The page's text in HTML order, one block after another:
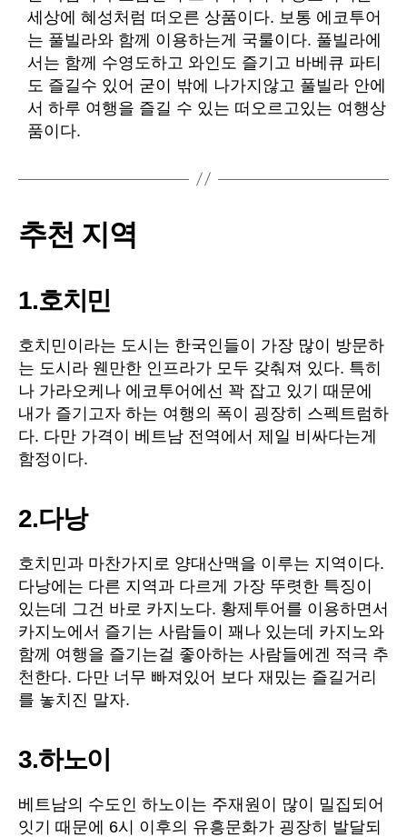
세상에 혜성처럼 떠오른 상품이다. 보통 에코투어
는 풀빌라와 함께 이용하는게 국룰이다. 풀빌라에
서는 함께 수영도하고 와인도 즐기고 바베큐 파티
도 즐길수 있어 굳이 밖에 나가지않고 풀빌라 안에
서 하루 여행을 즐길 수 있는 떠오르고있는 여행상
품이다.
추천 지역
1.호치민
호치민이라는 도시는 한국인들이 가장 많이 방문하
는 도시라 웬만한 인프라가 모두 갖춰져 있다. 특히
나 가라오케나 에코투어에선 꽉 잡고 있기 때문에
내가 즐기고자 하는 여행의 폭이 굉장히 스펙트럼하
다. 다만 가격이 베트남 전역에서 제일 비싸다는게
함정이다.
2.다낭
호치민과 마찬가지로 양대산맥을 이루는 지역이다.
다낭에는 다른 지역과 다르게 가장 뚜렷한 특징이
있는데 그건 바로 카지노다. 황제투어를 이용하면서
카지노에서 즐기는 사람들이 꽤나 있는데 카지노와
함께 여행을 즐기는걸 좋아하는 사람들에겐 적극 추
천한다. 다만 너무 빠져있어 보다 재밌는 즐길거리
를 놓치진 말자.
3.하노이
베트남의 수도인 하노이는 주재원이 많이 밀집되어
잇기 때문에 6시 이후의 유흥문화가 굉장히 발달되